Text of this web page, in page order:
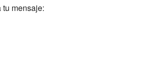
tu mensaje: